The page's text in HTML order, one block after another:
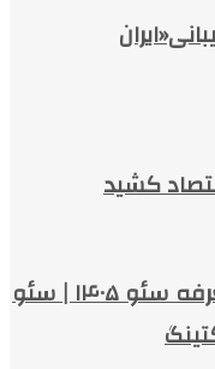
کشید
🔍 خدمات سئو حرفه‌ای + تعرفه سئو ۱۴۰۵ | سئو